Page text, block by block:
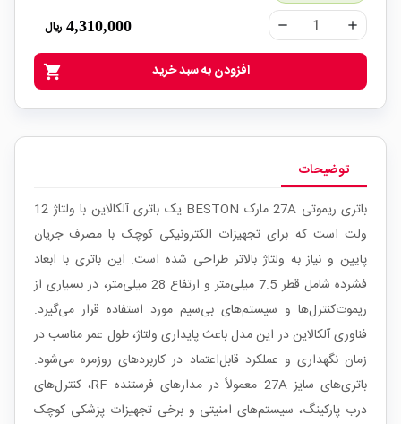
remove add
4,310,000 ریال
shopping_cart افزودن به سبد خرید
توضیحات
باتری ریموتی 27A مارک BESTON یک باتری آلکالاین با ولتاژ 12
ولت است که برای تجهیزات الکترونیکی کوچک با مصرف جریان
پایین و نیاز به ولتاژ بالاتر طراحی شده است. این باتری با ابعاد
فشرده شامل قطر 7.5 میلی‌متر و ارتفاع 28 میلی‌متر، در بسیاری از
ریموت‌کنترل‌ها و سیستم‌های بی‌سیم مورد استفاده قرار می‌گیرد.
فناوری آلکالاین در این مدل باعث پایداری ولتاژ، طول عمر مناسب در
زمان نگهداری و عملکرد قابل‌اعتماد در کاربردهای روزمره می‌شود.
باتری‌های سایز 27A معمولاً در مدارهای فرستنده RF، کنترل‌های
درب پارکینگ، سیستم‌های امنیتی و برخی تجهیزات پزشکی کوچک